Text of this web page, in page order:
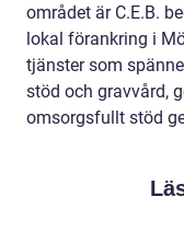
området är C.E.B.
lokal förankring i
tjänster som
stöd och gravvård,
omsorgsfullt stöd